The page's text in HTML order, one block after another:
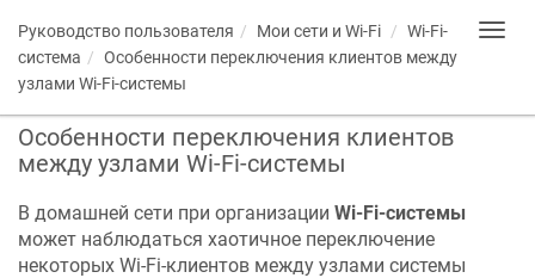
Руководство пользователя Мои сети и Wi-Fi
Wi-Fi-
система
Особенности переключения клиентов между
узлами Wi-Fi-системы
Особенности переключения клиентов
между узлами Wi-Fi-системы
В домашней сети при организации Wi-Fi-системы
может наблюдаться хаотичное переключение
некоторых Wi-Fi-клиентов между узлами системы